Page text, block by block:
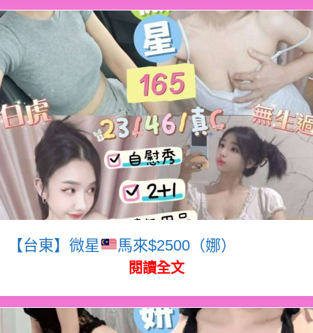
【台東】微星 馬來$2500（娜）
閱讀全文